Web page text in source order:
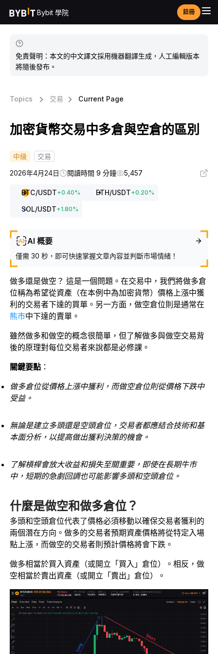
Bybit 學院 註冊
免責聲明：本文的中文譯文採用機器翻譯生成，人工編輯版本
將隨後發布。
Topics 交易 Current Page
加密貨幣交易中多倉與空倉的區別
中級
交易
2026年4月24日
閱讀時間 9 分鐘 5,457
BTC/USDT+0.40% ETH/USDT+0.20%
SOL/USDT+1.80%
AI 概要
僅需 30 秒，即可快速掌握文章內容並判斷市場情緒！
做多還是做空？ 這是一個問題。在交易中，我們將做多倉
位稱為希望從資產（在本例中為加密貨幣）價格上漲中獲
利的交易者下達的買單。另一方面，做空倉位則是通常在
熊市中下達的賣單。
雖然做多和做空的概念很簡單，但了解做多與做空交易背
後的原理對每位交易者來說都是必修課。
關鍵要點 ：
做多倉位從價格上漲中獲利，而做空倉位則從價格下跌中
受益。
無論是建立多頭還是空頭倉位，交易者都應結合技術和基
本面分析，以提高做出獲利決策的機會。
了解槓桿會放大收益和損失至關重要，即使在長期牛市
中，短期的急劇回調也可能影響多頭和空頭倉位。
什麼是做空和做多倉位？
多頭和空頭倉位代表了價格必須移動以確保交易者獲利的
兩個潛在方向。做多的交易者預期資產價格將從特定入場
點上漲，而做空的交易者則預計價格將會下跌。
做多相當於買入資產（或開立「買入」倉位）。相反，做
空相當於賣出資產（或開立「賣出」倉位）。